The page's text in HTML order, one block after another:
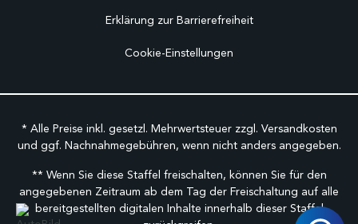
Erklärung zur Barrierefreiheit
Cookie-Einstellungen
* Alle Preise inkl. gesetzl. Mehrwertsteuer zzgl. Versandkosten
und ggf. Nachnahmegebühren, wenn nicht anders angegeben.
** Wenn Sie diese Staffel freischalten, können Sie für den
angegebenen Zeitraum ab dem Tag der Freischaltung auf alle
bereitgestellten digitalen Inhalte innerhalb dieser Staffel